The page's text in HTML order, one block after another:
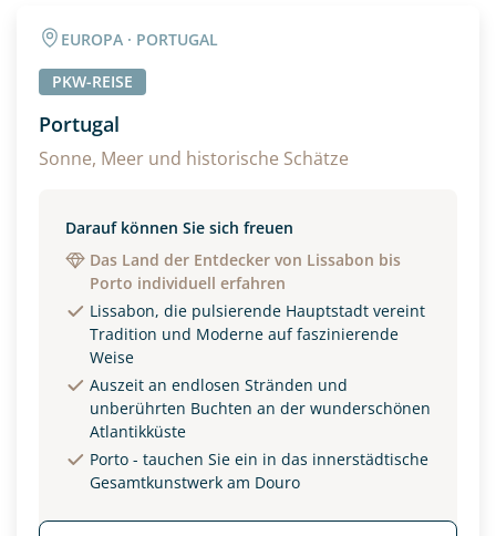
EUROPA · PORTUGAL
PKW-REISE
Portugal
Sonne, Meer und historische Schätze
Darauf können Sie sich freuen
Das Land der Entdecker von Lissabon bis
Porto individuell erfahren
Lissabon, die pulsierende Hauptstadt vereint
Tradition und Moderne auf faszinierende
Weise
Auszeit an endlosen Stränden und
unberührten Buchten an der wunderschönen
Atlantikküste
Porto - tauchen Sie ein in das innerstädtische
Gesamtkunstwerk am Douro
Alter
Unterkunft
EZ Familienzimmer
Reisebeginn
Option 1 Option 2
Weitere Informationen